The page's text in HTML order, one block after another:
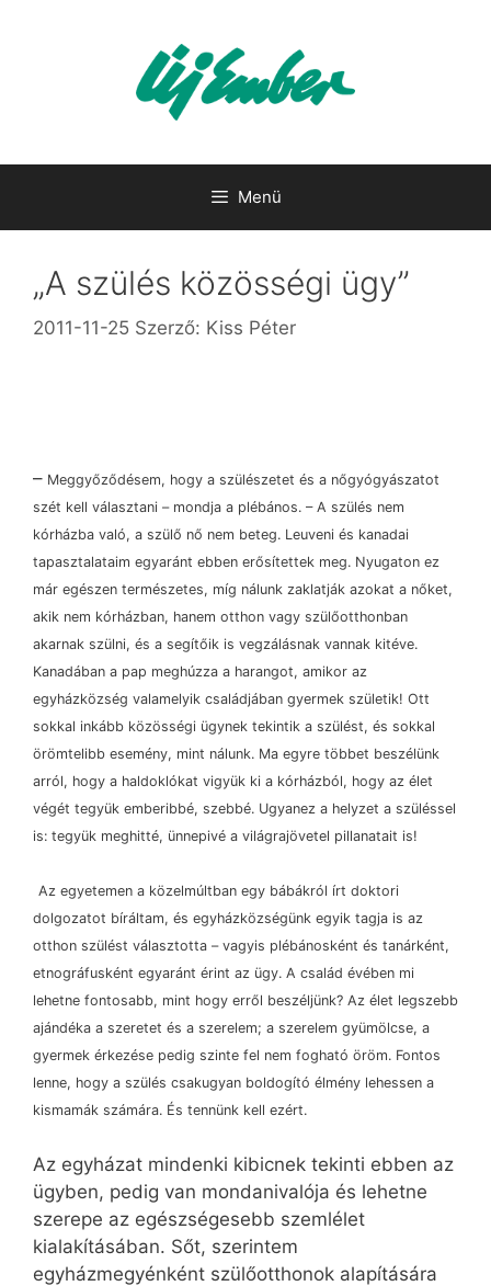
Menü
„A szülés közösségi ügy”
2011-11-25 Szerző: Kiss Péter
– Meggyőződésem, hogy a szülészetet és a nőgyógyászatot
szét kell választani –mondja a plébános. –A szülés nem
kórházba való, a szülő nő nem beteg. Leuveni és kanadai
tapasztalataim egyaránt ebben erősítettek meg. Nyugaton ez
már egészen természetes, míg nálunk zaklatják azokat a nőket,
akik nem kórházban, hanem otthon vagy szülőotthonban
akarnak szülni, és a segítőik is vegzálásnak vannak kitéve.
Kanadában a pap meghúzza a harangot, amikor az
egyházközség valamelyik családjában gyermek születik! Ott
sokkal inkább közösségi ügynek tekintik a szülést, és sokkal
örömtelibb esemény, mint nálunk. Ma egyre többet beszélünk
arról, hogy a haldoklókat vigyük ki a kórházból, hogy az élet
végét tegyük emberibbé, szebbé. Ugyanez a helyzet a szüléssel
is: tegyük meghitté, ünnepivé a világrajövetel pillanatait is!
Az egyetemen a közelmúltban egy bábákról írt doktori
dolgozatot bíráltam, és egyházközségünk egyik tagja is az
otthon szülést választotta –vagyis plébánosként és tanárként,
etnográfusként egyaránt érint az ügy. A család évében mi
lehetne fontosabb, mint hogy erről beszéljünk? Az élet legszebb
ajándéka a szeretet és a szerelem; a szerelem gyümölcse, a
gyermek érkezése pedig szinte fel nem fogható öröm. Fontos
lenne, hogy a szülés csakugyan boldogító élmény lehessen a
kismamák számára. És tennünk kell ezért.
Az egyházat mindenki kibicnek tekinti ebben az
ügyben, pedig van mondanivalója és lehetne
szerepe az egészségesebb szemlélet
kialakításában. Sőt, szerintem
egyházmegyénként szülőotthonok alapítására